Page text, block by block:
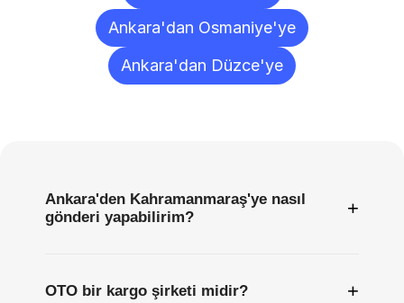
Ankara'dan Osmaniye'ye
Ankara'dan Düzce'ye
Ankara'den Kahramanmaraş'ye nasıl
gönderi yapabilirim?
+
OTO bir kargo şirketi midir? +